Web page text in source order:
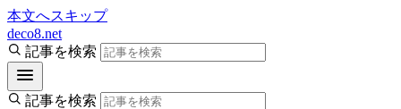
本文へスキップ
deco8.net
記事を検索
記事を検索